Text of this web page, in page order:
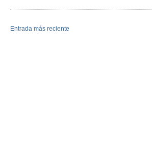
Entrada más reciente